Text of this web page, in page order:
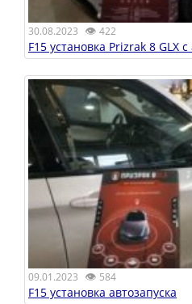
30.08.2023 👁 422
F15 установка Prizrak 8 GLX
09.01.2023 👁 584
F15 установка автозапуска